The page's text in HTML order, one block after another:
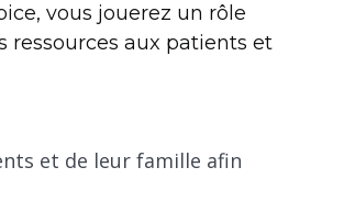
vous jouerez un rôle
ressources aux patients et
et de leur famille afin